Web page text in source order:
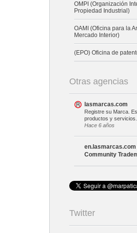
OMPI (Organización
Propiedad Industrial)
OAMI (Oficina para la
Mercado Interior)
(EPO) Oficina de
Otras agencias
lasmarcas.com
Registre su Marca.
productos y servicios.
Hace 6 años
en.lasmarcas.com
Community
Twitter